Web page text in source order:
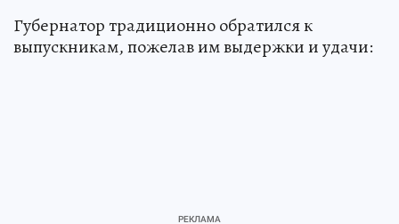
Губернатор традиционно обратился к
выпускникам, пожелав им выдержки и удачи: